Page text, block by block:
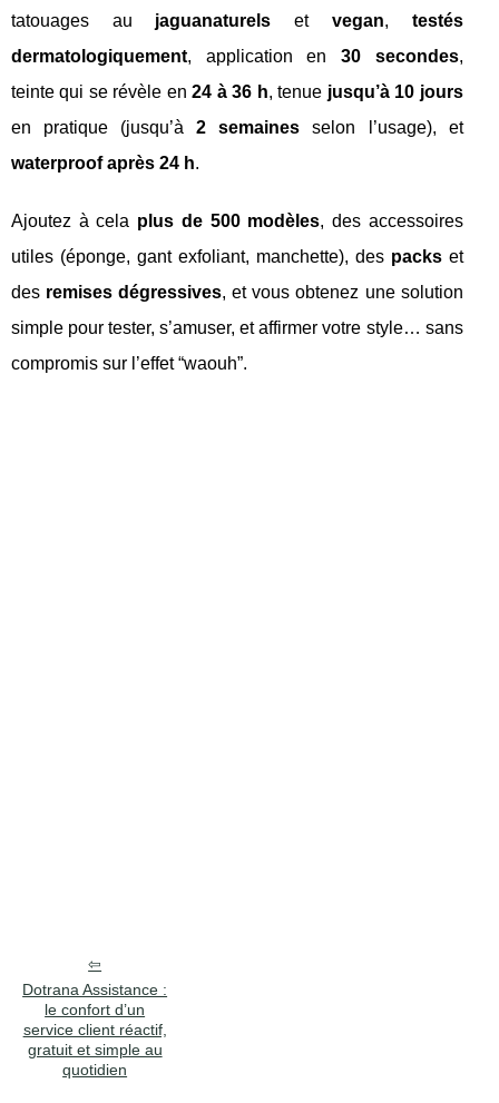
tatouages au jaguanaturels et vegan, testés
dermatologiquement, application en 30 secondes,
teinte qui se révèle en24 à 36 h, tenue jusqu’à 10 jours
en pratique (jusqu’à2 semaines selon l’usage), et
waterproof après 24 h.
Ajoutez à cela plus de 500 modèles, des accessoires
utiles (éponge, gant exfoliant, manchette), des packset
des remises dégressives, et vous obtenez une solution
simple pour tester, s’amuser, et affirmer votre style… sans
compromis sur l’effet “waouh”.
Dotrana Assistance :
le confort d’un
service client réactif,
gratuit et simple au
quotidien